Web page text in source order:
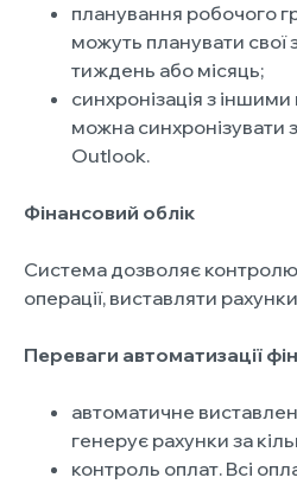
планування робочого
можуть планувати свої
тиждень або місяць;
синхронізація з
можна синхронізувати
Outlook.
Фінансовий облік
Система дозволяє
операції, виставляти
Переваги автоматизації
автоматичне
генерує рахунки за
контроль оплат. Всі